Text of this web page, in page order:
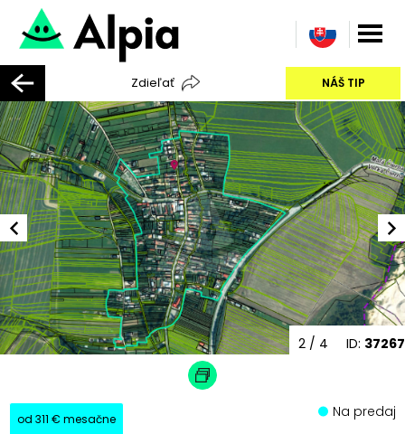
Zdieľať NÁŠ TIP
ID: 37267
2 / 4
od 311 € mesačne Na predaj